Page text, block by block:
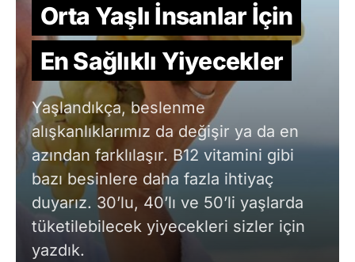
Orta Yaşlı İnsanlar İçin
En Sağlıklı Yiyecekler
Yaşlandıkça, beslenme
alışkanlıklarımız da değişir ya da en
azından farklılaşır. B12 vitamini gibi
bazı besinlere daha fazla ihtiyaç
duyarız. 30’lu, 40’lı ve 50’li yaşlarda
tüketilebilecek yiyecekleri sizler için
yazdık.